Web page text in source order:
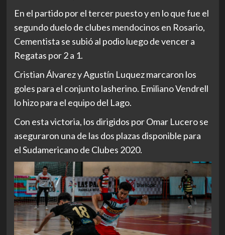
En el partido por el tercer puesto y en lo que fue el
segundo duelo de clubes mendocinos en Rosario,
Cementista se subió al podio luego de vencer a
Regatas por 2 a 1.
Cristian Álvarez y Agustín Luquez marcaron los
goles para el conjunto lasherino. Emiliano Vendrell
lo hizo para el equipo del Lago.
Con esta victoria, los dirigidos por Omar Lucero se
aseguraron una de las dos plazas disponible para
el Sudamericano de Clubes 2020.